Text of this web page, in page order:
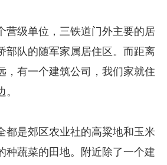
营级单位，三铁道门外主要的居
部队的随军家属居住区。而距离
，有一个建筑公司，我们家就住
都是郊区农业社的高粱地和玉米
种蔬菜的田地。附近除了一个建